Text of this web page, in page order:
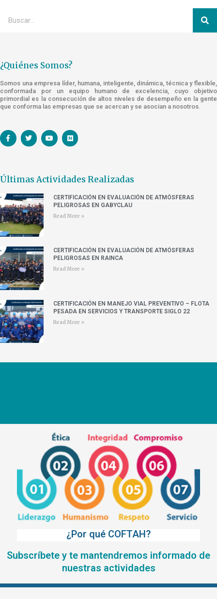
¿Quiénes Somos?
Somos una empresa líder, humana, inteligente, dinámica, técnica y flexible,
conformada por un equipo humano de excelencia, cuyo objetivo
primordial es la consecución de altos niveles de desempeño en la gente
que conforma las empresas que se acercan y se asocian a nosotros.
Últimas Actividades Realizadas
CERTIFICACIÓN EN EVALUACIÓN DE ATMÓSFERAS
PELIGROSAS EN GABYCLAU
Read More »
CERTIFICACIÓN EN EVALUACIÓN DE ATMÓSFERAS
PELIGROSAS EN RAINCA
Read More »
CERTIFICACIÓN EN MANEJO VIAL PREVENTIVO – FLOTA
PESADA EN SERVICIOS Y TRANSPORTE SIGLO 22
Read More »
¿Por qué COFTAH?
Subscríbete y te mantendremos informado de
nuestras actividades